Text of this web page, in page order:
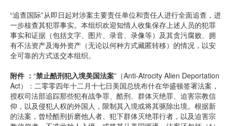
“追查国际”从即日起对涉案主要责任单位和责任人进行全面追查，进
一步核查其犯罪事实。本组织欢迎知情人收集保存上述人员的犯罪
事实和证据（包括文字、图片、录音、录像等）及其贪污腐败、拥
有不法资产及海外资产（无论以何种方式藏匿转移）的情况，以安
全可靠的方式送交本组织。
附件 ： “禁止酷刑犯入境美国法案”（Anti-Atrocity Alien Deportation
Act）：二零零四年十二月十七日美国总统布什在华盛顿签署法案，
授权司法部追踪那些犯有战争罪、酷刑、群体灭绝罪、迫害宗教信
仰，以及侵犯人权的外国人，限制其入境或将其驱除出境。根据新
的法案，曾经酷刑折磨他人者、犯下群体灭绝罪行者，以及迫害宗